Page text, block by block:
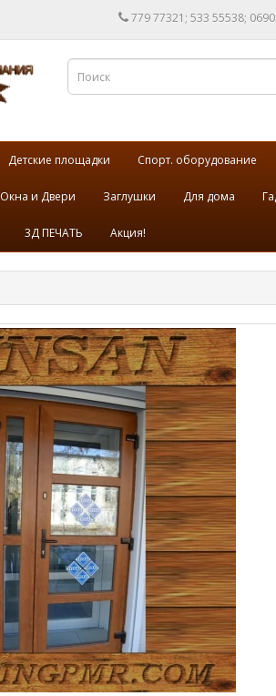
779 77321; 533 55538;
Детские площадки Спорт. оборудование
Окна и Двери Заглушки Для дома
3Д ПЕЧАТЬ Акция!